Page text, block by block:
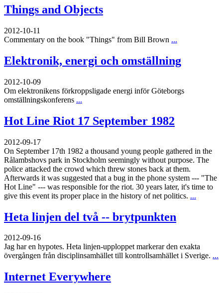
Things and Objects
2012-10-11
Commentary on the book "Things" from Bill Brown ...
Elektronik, energi och omställning
2012-10-09
Om elektronikens förkroppsligade energi inför Göteborgs
omställningskonferens ...
Hot Line Riot 17 September 1982
2012-09-17
On September 17th 1982 a thousand young people gathered in the
Rålambshovs park in Stockholm seemingly without purpose. The
police attacked the crowd which threw stones back at them.
Afterwards it was suggested that a bug in the phone system --- "The
Hot Line" --- was responsible for the riot. 30 years later, it's time to
give this event its proper place in the history of net politics. ...
Heta linjen del två -- brytpunkten
2012-09-16
Jag har en hypotes. Heta linjen-upploppet markerar den exakta
övergången från disciplinsamhället till kontrollsamhället i Sverige. ...
Internet Everywhere